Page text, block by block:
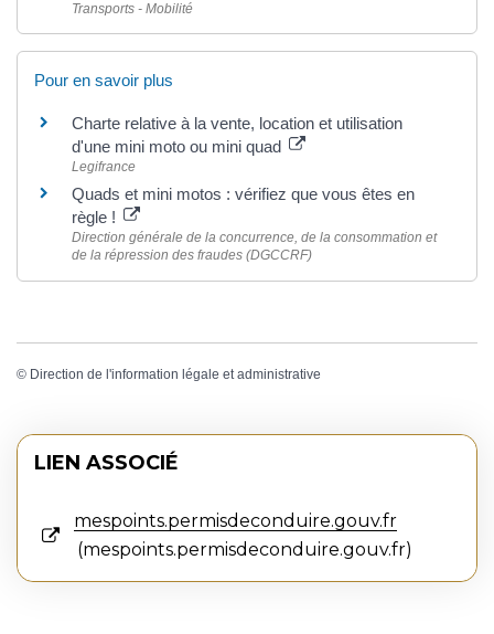
Transports - Mobilité
Pour en savoir plus
Charte relative à la vente, location et utilisation
d'une mini moto ou mini quad
Legifrance
Quads et mini motos : vérifiez que vous êtes en
règle !
Direction générale de la concurrence, de la consommation et
de la répression des fraudes (DGCCRF)
© Direction de l'information légale et administrative
LIEN ASSOCIÉ
mespoints.permisdeconduire.gouv.fr
mespoints.permisdeconduire.gouv.fr